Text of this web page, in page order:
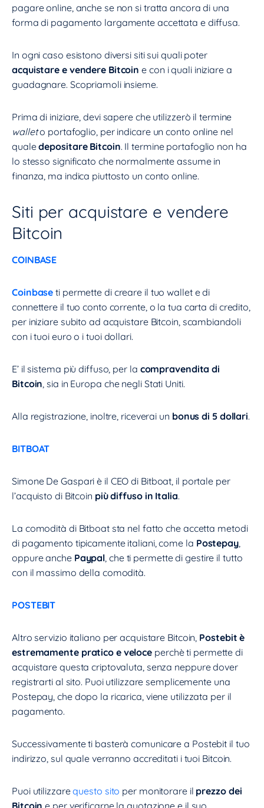
pagare online, anche se non si tratta ancora di una
forma di pagamento largamente accettata e diffusa.
In ogni caso esistono diversi siti sui quali poter
acquistare e vendere Bitcoin e con i quali iniziare a
guadagnare. Scopriamoli insieme.
Prima di iniziare, devi sapere che utilizzerò il termine
walleto portafoglio, per indicare un conto online nel
qualedepositare Bitcoin. Il termine portafoglio non ha
lo stesso significato che normalmente assume in
finanza, ma indica piuttosto un conto online.
Siti per acquistare e vendere
Bitcoin
COINBASE
Coinbase ti permette di creare il tuo wallet e di
connettere il tuo conto corrente, o la tua carta di credito,
per iniziare subito ad acquistare Bitcoin, scambiandoli
con i tuoi euro o i tuoi dollari.
E’ il sistema più diffuso, per la compravendita di
Bitcoin, sia in Europa che negli Stati Uniti.
Alla registrazione, inoltre, riceverai un bonus di 5 dollari.
BITBOAT
Simone De Gaspari è il CEO di Bitboat, il portale per
l’acquisto di Bitcoin più diffuso in Italia.
La comodità di Bitboat sta nel fatto che accetta metodi
di pagamento tipicamente italiani, come la Postepay,
oppure anchePaypal, che ti permette di gestire il tutto
con il massimo della comodità.
POSTEBIT
Altro servizio italiano per acquistare Bitcoin, Postebit è
estremamente pratico e veloce perchè ti permette di
acquistare questa criptovaluta, senza neppure dover
registrarti al sito. Puoi utilizzare semplicemente una
Postepay, che dopo la ricarica, viene utilizzata per il
pagamento.
Successivamente ti basterà comunicare a Postebit il tuo
indirizzo, sul quale verranno accreditati i tuoi Bitcoin.
Puoi utilizzarequesto sito per monitorare il prezzo dei